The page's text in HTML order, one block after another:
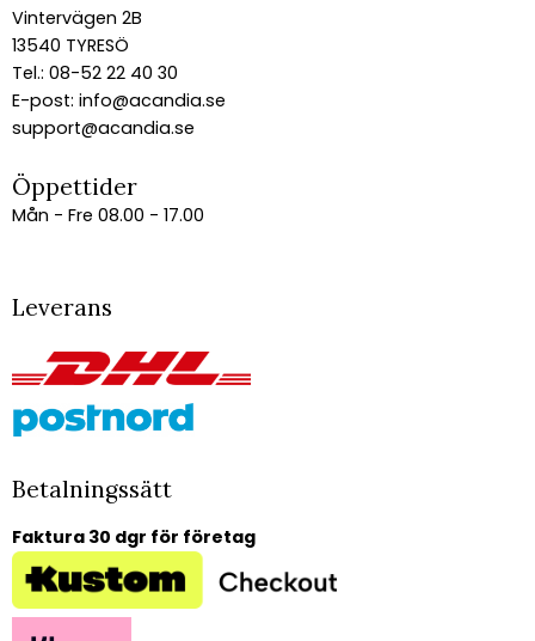
Vintervägen 2B
13540 TYRESÖ
Tel.: 08-52 22 40 30
E-post: info@acandia.se
support@acandia.se
Öppettider
Mån - Fre 08.00 - 17.00
Leverans
Betalningssätt
Faktura 30 dgr för företag